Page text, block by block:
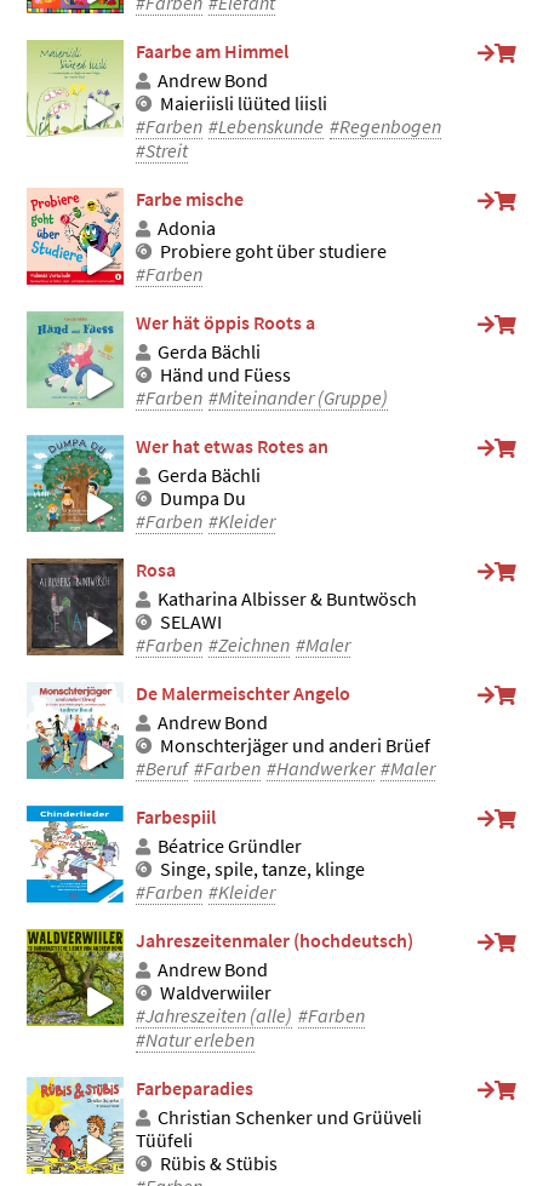
Faarbe am Himmel
Andrew Bond
Maieriisli lüüted liisli
#Farben #Lebenskunde #Regenbogen
#Streit
Farbe mische
Adonia
Probiere goht über studiere
#Farben
Wer hät öppis Roots a
Gerda Bächli
Händ und Füess
#Farben #Miteinander (Gruppe)
Wer hat etwas Rotes an
Gerda Bächli
Dumpa Du
#Farben #Kleider
Rosa
Katharina Albisser & Buntwösch
SELAWI
#Farben #Zeichnen #Maler
De Malermeischter Angelo
Andrew Bond
Monschterjäger und anderi Brüef
#Beruf #Farben #Handwerker #Maler
Farbespiil
Béatrice Gründler
Singe, spile, tanze, klinge
#Farben #Kleider
Jahreszeitenmaler (hochdeutsch)
Andrew Bond
Waldverwiiler
#Jahreszeiten (alle) #Farben
#Natur erleben
Farbeparadies
Christian Schenker und Grüüveli
Tüüfeli
Rübis & Stübis